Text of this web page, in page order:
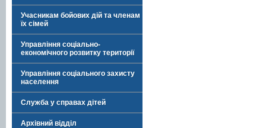
Учасникам бойових дій та членам
їх сімей
Управління соціально-
економічного розвитку території
Управління соціального захисту
населення
Служба у справах дітей
Архівний відділ